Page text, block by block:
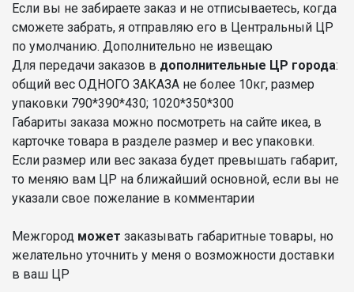
Если вы не забираете заказ и не отписываетесь, когда
сможете забрать, я отправляю его в Центральный ЦР
по умолчанию. Дополнительно не извещаю
Для передачи заказов в дополнительные ЦР города:
общий вес ОДНОГО ЗАКАЗА не более 10кг, размер
упаковки 790*390*430; 1020*350*300
Габариты заказа можно посмотреть на сайте икеа, в
карточке товара в разделе размер и вес упаковки.
Если размер или вес заказа будет превышать габарит,
то меняю вам ЦР на ближайший основной, если вы не
указали свое пожелание в комментарии
Межгород может заказывать габаритные товары, но
желательно уточнить у меня о возможности доставки
в ваш ЦР